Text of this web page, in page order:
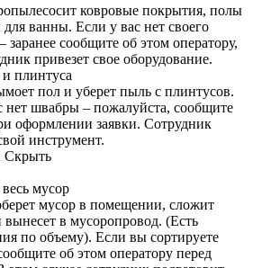
ковровые покрытия, полы
ванны. Если у вас нет своего
заранее сообщите об этом оператору,
привезет свое оборудование.
плинтуса
пол и уберет пыль с плинтусов.
нет швабры – пожалуйста, сообщите
оформлении заявки. Сотрудник
инструмент.
Скрыть
мусор
мусор в помещении, сложит
в мусоропровод. (Есть
по объему). Если вы сортируете
об этом оператору перед